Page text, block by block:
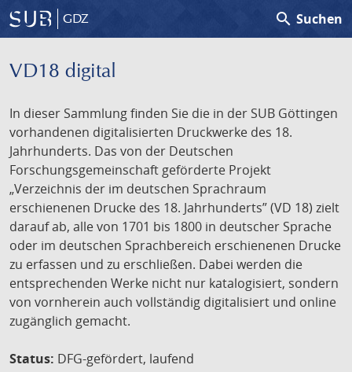
GDZ search Suchen
VD18 digital
In dieser Sammlung finden Sie die in der SUB Göttingen
vorhandenen digitalisierten Druckwerke des 18.
Jahrhunderts. Das von der Deutschen
Forschungsgemeinschaft geförderte Projekt
„Verzeichnis der im deutschen Sprachraum
erschienenen Drucke des 18. Jahrhunderts” (VD 18) zielt
darauf ab, alle von 1701 bis 1800 in deutscher Sprache
oder im deutschen Sprachbereich erschienenen Drucke
zu erfassen und zu erschließen. Dabei werden die
entsprechenden Werke nicht nur katalogisiert, sondern
von vornherein auch vollständig digitalisiert und online
zugänglich gemacht.
Status: DFG-gefördert, laufend